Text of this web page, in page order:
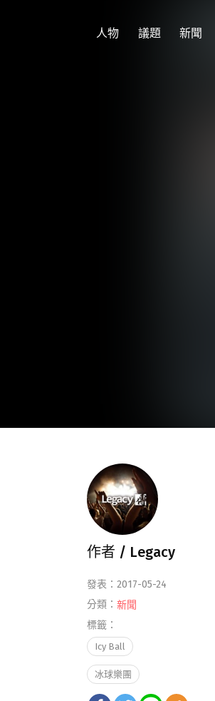
人物 議題 新聞
作者 / Legacy
發表：2017-05-24
分類： 新聞
標籤：
Icy Ball
冰球樂團